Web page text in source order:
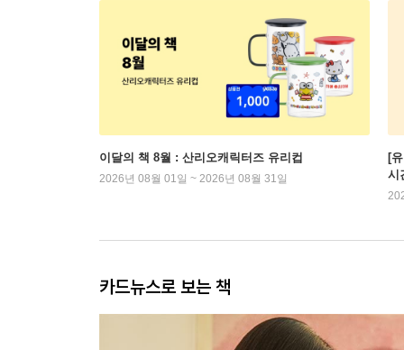
이달의 책 8월 : 산리오캐릭터즈 유리컵
2026년 08월 01일 ~ 2026년 08월 31일
[
시
카드뉴스로 보는 책